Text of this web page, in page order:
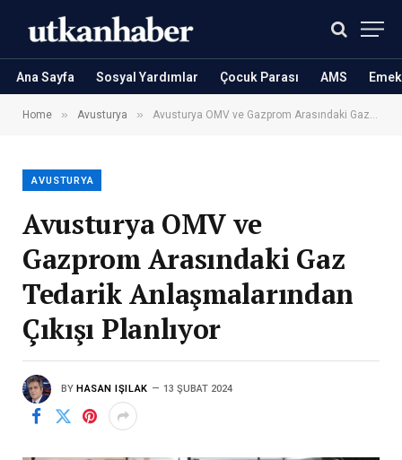
Ana Sayfa Sosyal Yardımlar Çocuk Parası AMS
Home » Avusturya » Avusturya OMV ve Gazprom Arasındaki Gaz Tedarik Anlaşmalarından Çıkışı Planlıyor
AVUSTURYA
Avusturya OMV ve
Gazprom Arasındaki Gaz
Tedarik Anlaşmalarından
Çıkışı Planlıyor
BY HASAN IŞILAK 13 ŞUBAT 2024